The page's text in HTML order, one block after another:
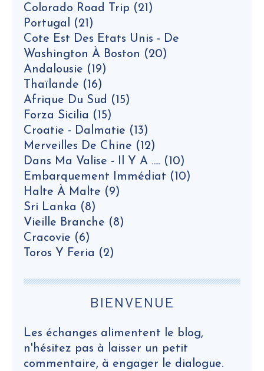
Colorado Road Trip (21)
Portugal (21)
Cote Est Des Etats Unis - De
Washington À Boston (20)
Andalousie (19)
Thaïlande (16)
Afrique Du Sud (15)
Forza Sicilia (15)
Croatie - Dalmatie (13)
Merveilles De Chine (12)
Dans Ma Valise - Il Y A ..... (10)
Embarquement Immédiat (10)
Halte À Malte (9)
Sri Lanka (8)
Vieille Branche (8)
Cracovie (6)
Toros Y Feria (2)
BIENVENUE
Les échanges alimentent le blog,
n'hésitez pas à laisser un petit
commentaire, à engager le dialogue.